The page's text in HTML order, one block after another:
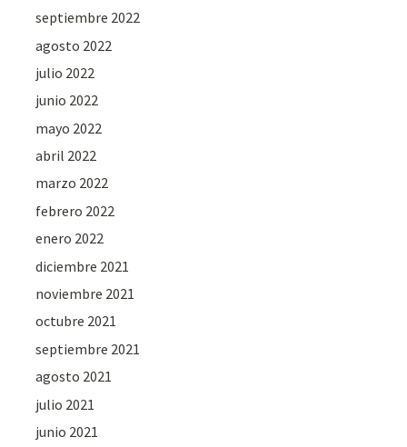
septiembre 2022
agosto 2022
julio 2022
junio 2022
mayo 2022
abril 2022
marzo 2022
febrero 2022
enero 2022
diciembre 2021
noviembre 2021
octubre 2021
septiembre 2021
agosto 2021
julio 2021
junio 2021